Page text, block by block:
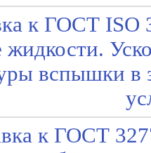
к ГОСТ ISO
жидкости.
вспышки в
к ГОСТ